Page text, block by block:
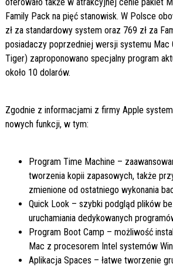
Family Pack na pięć stanowisk. W Polsce
zł za standardowy system oraz 769 zł za
posiadaczy poprzedniej wersji systemu Mac
Tiger) zaproponowano specjalny program
około 10 dolarów.
Zgodnie z informacjami z firmy Apple
nowych funkcji, w tym:
Program Time Machine –
tworzenia kopii zapasowych, także
zmienione od ostatniego wykonania
Quick Look – szybki podgląd plików
uruchamiania dedykowanych
Program Boot Camp – możliwość
Mac z procesorem Intel systemów
Aplikacja Spaces – łatwe tworzenie